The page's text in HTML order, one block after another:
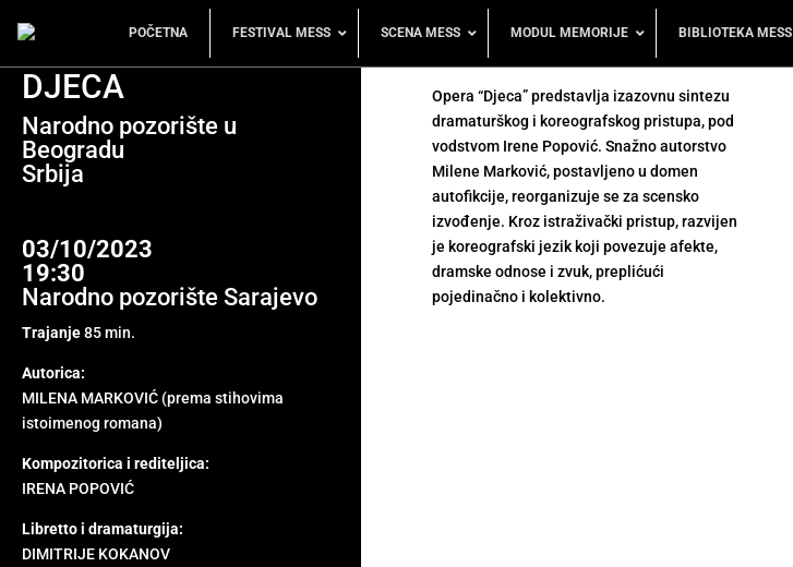
POČETNA FESTIVAL MESS SCENA MESS MODUL MEMORIJE BIBLIOTEKA MESS
DJECA
Narodno pozorište u
Beogradu
Srbija
03/10/2023
19:30
Narodno pozorište Sarajevo
Trajanje85 min.
Autorica:
MILENA MARKOVIĆ (prema stihovima
istoimenog romana)
Kompozitorica i rediteljica:
IRENA POPOVIĆ
Libretto i dramaturgija:
DIMITRIJE KOKANOV
Opera “Djeca” predstavlja izazovnu sintezu
dramaturškog i koreografskog pristupa, pod
vodstvom Irene Popović. Snažno autorstvo
Milene Marković, postavljeno u domen
autofikcije, reorganizuje se za scensko
izvođenje. Kroz istraživački pristup, razvijen
je koreografski jezik koji povezuje afekte,
dramske odnose i zvuk, preplićući
pojedinačno i kolektivno.